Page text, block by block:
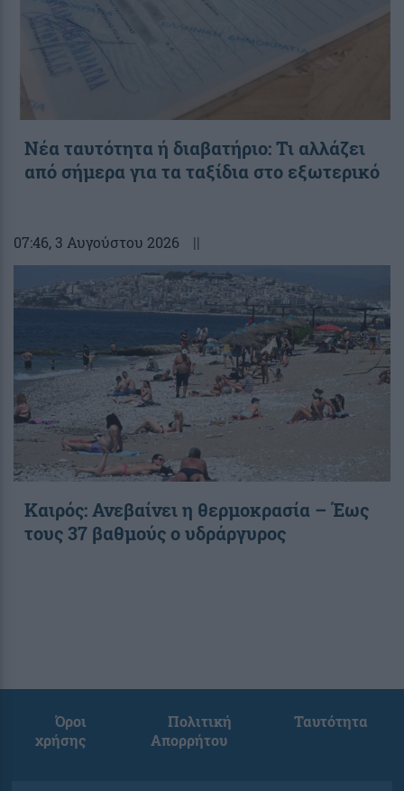
Νέα ταυτότητα ή διαβατήριο: Τι αλλάζει
από σήμερα για τα ταξίδια στο εξωτερικό
07:46, 3 Αυγούστου 2026 ||
Καιρός: Ανεβαίνει η θερμοκρασία – Έως
τους 37 βαθμούς ο υδράργυρος
Όροι
χρήσης
Πολιτική
Απορρήτου
Ταυτότητα